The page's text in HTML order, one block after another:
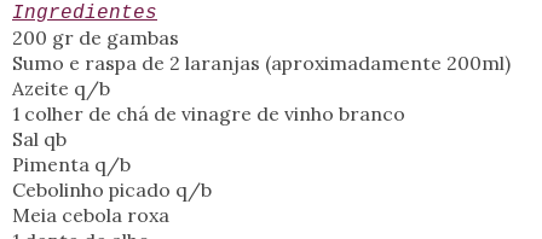
Ingredientes
200 gr de gambas
Sumo e raspa de 2 laranjas (aproximadamente 200ml)
Azeite q/b
1 colher de chá de vinagre de vinho branco
Sal qb
Pimenta q/b
Cebolinho picado q/b
Meia cebola roxa